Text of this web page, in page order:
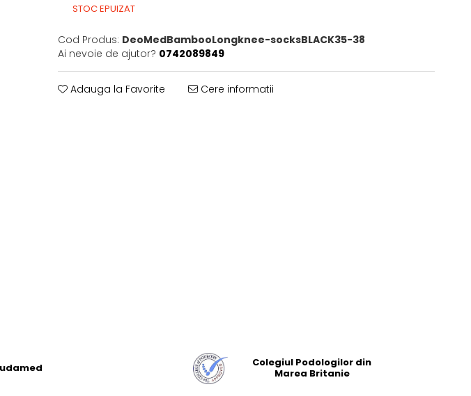
STOC EPUIZAT
Cod Produs: DeoMedBambooLongknee-socksBLACK35-38
Ai nevoie de ajutor? 0742089849
Adauga la Favorite Cere informatii
Colegiul Podologilor din
Marea Britanie